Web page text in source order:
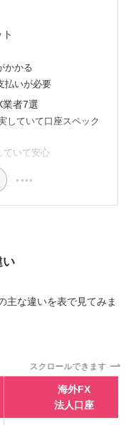
かかる
払いが必要
者7選
していて口座スペック
ていて安心
い
主な違いを表で見てみま
スクロールできます
海外FX
法人口座